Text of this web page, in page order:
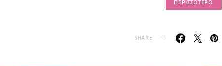
ΠΕΡΙΣΣΌΤΕΡΟ
SHARE